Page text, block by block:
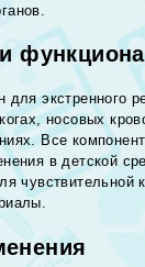
для экстренного
носовых
Все
в детской
чувствительной